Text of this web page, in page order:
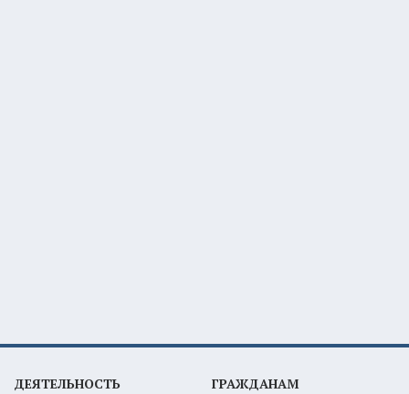
ДЕЯТЕЛЬНОСТЬ ГРАЖДАНАМ